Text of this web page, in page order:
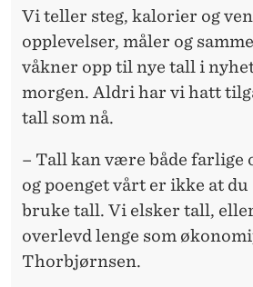
Vi teller steg, kalorier og
opplevelser, måler og
våkner opp til nye tall i
morgen. Aldri har vi hatt
tall som nå.
– Tall kan være både farlige
og poenget vårt er ikke at
bruke tall. Vi elsker tall,
overlevd lenge som
Thorbjørnsen.